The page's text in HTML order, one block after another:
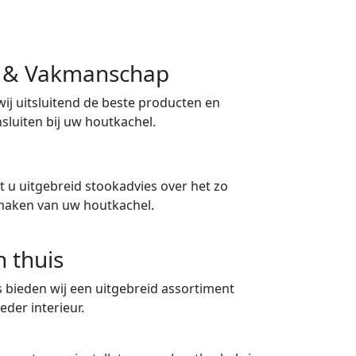
Vakmanschap
uitsluitend de beste producten en
bij uw houtkachel.
u uitgebreid stookadvies over het zo
van uw houtkachel.
thuis
wij een uitgebreid assortiment
interieur.